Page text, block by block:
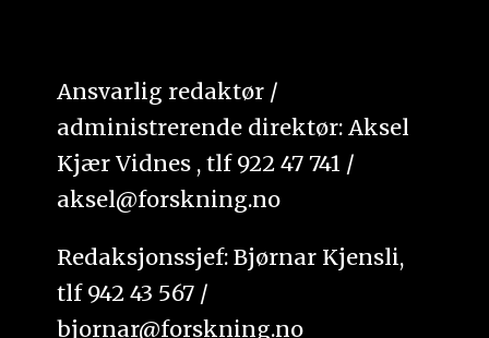
Ansvarlig redaktør /
administrerende direktør: Aksel
Kjær Vidnes , tlf 922 47 741 /
aksel@forskning.no
Redaksjonssjef: Bjørnar Kjensli,
tlf 942 43 567 /
bjornar@forskning.no